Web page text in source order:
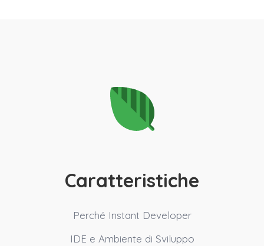
Caratteristiche
Perché Instant Developer
IDE e Ambiente di Sviluppo